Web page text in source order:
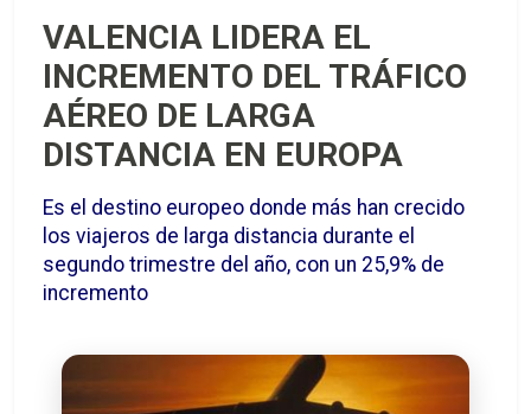
VALENCIA LIDERA EL
INCREMENTO DEL TRÁFICO
AÉREO DE LARGA
DISTANCIA EN EUROPA
Es el destino europeo donde más han crecido
los viajeros de larga distancia durante el
segundo trimestre del año, con un 25,9% de
incremento